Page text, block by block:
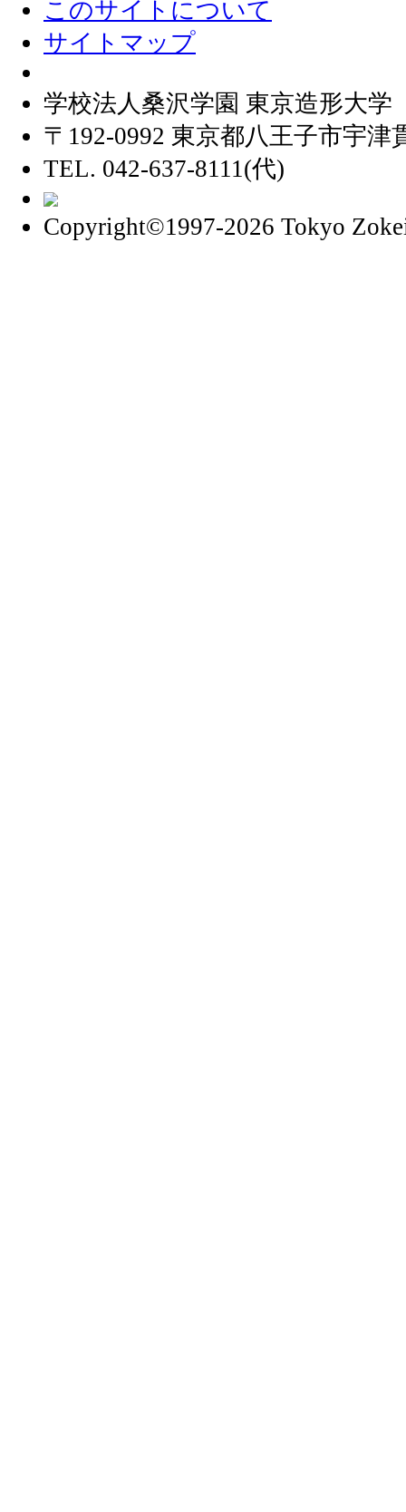
このサイトについて
サイトマップ
学校法人桑沢学園 東京造形大学
〒192-0992 東京都八王子市宇津
TEL. 042-637-8111(代)
Copyright©1997-2026 Tokyo